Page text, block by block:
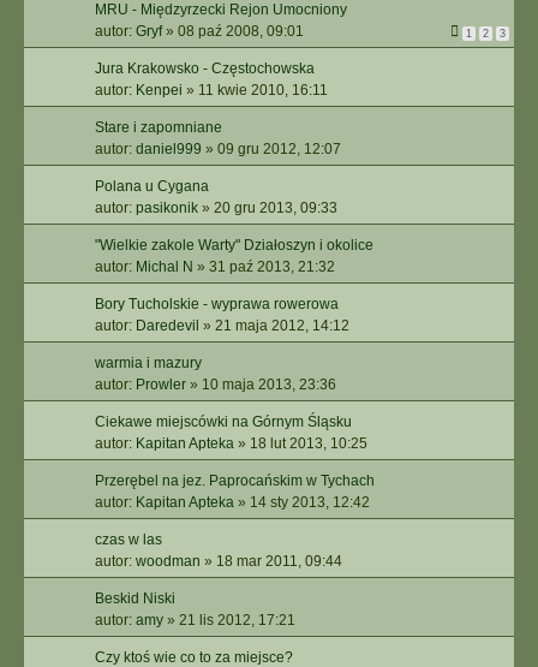
MRU - Międzyrzecki Rejon Umocniony
autor: Gryf» 08 paź 2008, 09:01 1 2 3
Jura Krakowsko - Częstochowska
autor: Kenpei » 11 kwie 2010, 16:11
Stare i zapomniane
autor: daniel999 » 09 gru 2012, 12:07
Polana u Cygana
autor: pasikonik » 20 gru 2013, 09:33
"Wielkie zakole Warty" Działoszyn i okolice
autor: Michal N » 31 paź 2013, 21:32
Bory Tucholskie - wyprawa rowerowa
autor: Daredevil » 21 maja 2012, 14:12
warmia i mazury
autor: Prowler » 10 maja 2013, 23:36
Ciekawe miejscówki na Górnym Śląsku
autor: Kapitan Apteka » 18 lut 2013, 10:25
Przerębel na jez. Paprocańskim w Tychach
autor: Kapitan Apteka » 14 sty 2013, 12:42
czas w las
autor: woodman » 18 mar 2011, 09:44
Beskid Niski
autor: amy » 21 lis 2012, 17:21
Czy ktoś wie co to za miejsce?